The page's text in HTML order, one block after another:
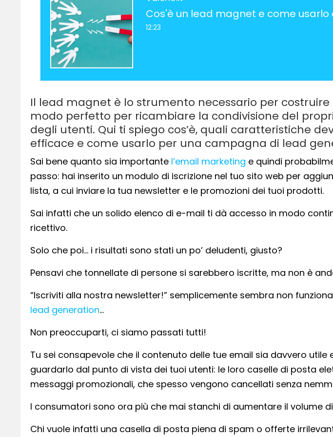
Cos'è un lead magnet e come
12:23
Il lead magnet è lo strumento necessario per
modo perfetto per ricambiare la condivisione del
degli utenti. Qui ti spiego cos’è, quali caratteristiche
efficace e come usarlo per una campagna di lead
Sai bene quanto sia importante l’email marketing e quindi
passo: hai inserito un modulo di iscrizione nel tuo sito web per
lista, a cui inviare la tua newsletter e le promozioni dei tuoi prodotti.
Sai infatti che un solido elenco di e-mail ti dà accesso in modo
ricettivo.
Solo che poi… i risultati sono stati un po’ deludenti, giusto?
Pensavi che tonnellate di persone si sarebbero iscritte, ma non è
“Iscriviti alla nostra newsletter!” semplicemente sembra non
lead generation…
Non preoccuparti, ci siamo passati tutti!
Tu sei consapevole che il contenuto delle tue email sia davvero utile
guardarlo dal punto di vista dei tuoi utenti: le loro caselle di posta
messaggi promozionali, che spesso vengono cancellati senza
I consumatori sono ora più che mai stanchi di aumentare il volume
Chi vuole infatti una casella di posta piena di spam o offerte